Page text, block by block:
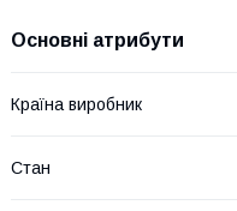
Основні атрибути
Країна виробник
Стан